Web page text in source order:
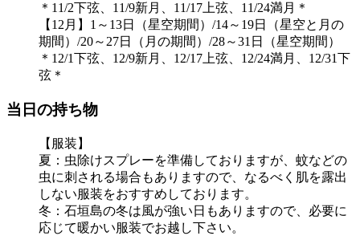
＊11/2下弦、11/9新月、11/17上弦、11/24満月＊
【12月】1～13日（星空期間）/14～19日（星空と月の
期間）/20～27日（月の期間）/28～31日（星空期間）
＊12/1下弦、12/9新月、12/17上弦、12/24満月、12/31下
弦＊
当日の持ち物
【服装】
夏：虫除けスプレーを準備しておりますが、蚊などの
虫に刺される場合もありますので、なるべく肌を露出
しない服装をおすすめしております。
冬：石垣島の冬は風が強い日もありますので、必要に
応じて暖かい服装でお越し下さい。